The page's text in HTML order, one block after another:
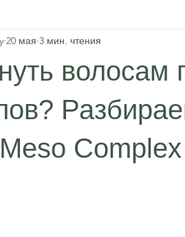
волосам
Complex
20 мая 3 мин. чтения